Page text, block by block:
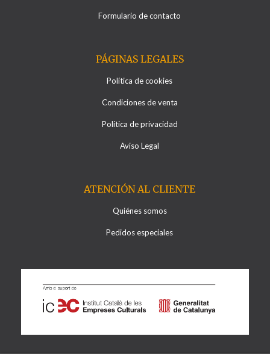
Formulario de contacto
PÁGINAS LEGALES
Política de cookies
Condiciones de venta
Política de privacidad
Aviso Legal
ATENCIÓN AL CLIENTE
Quiénes somos
Pedidos especiales